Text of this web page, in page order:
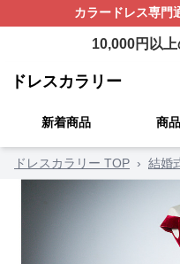
カラードレス専門
10,000円以
ドレスカラリー
新着商品 商
ドレスカラリー TOP › 結婚